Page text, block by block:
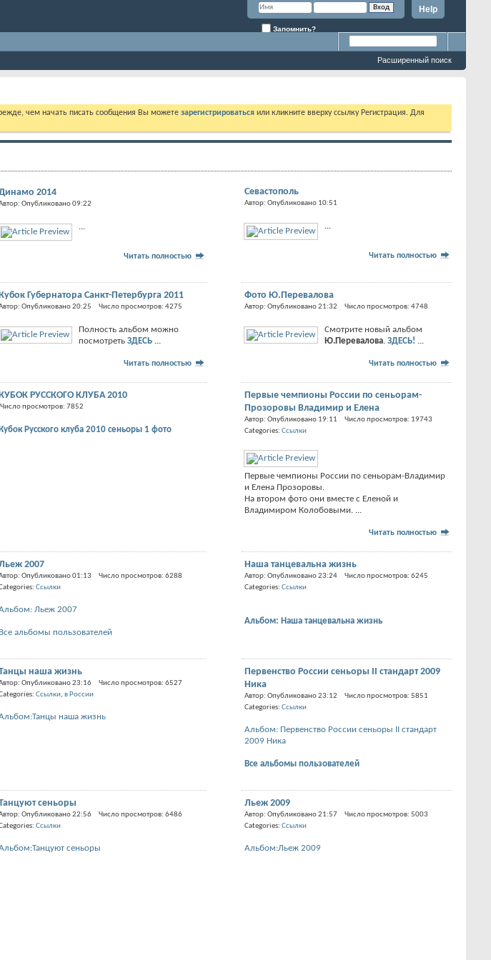
Help
Запомнить?
Расширенный поиск
чем начать писать сообщения Вы можете зарегистрироваться или кликните вверху ссылку Регистрация. Для
2014
Опубликовано 09:22
Читать полностью
Севастополь
Автор: Опубликовано 10:51
Читать полностью
Губернатора Санкт-Петербурга 2011
Опубликовано 20:25 Число просмотров: 4275
Полность альбом можно
посмотреть ЗДЕСЬ
Читать полностью
Фото Ю.Перевалова
Автор: Опубликовано 21:32 Число просмотров: 4748
Смотрите новый альбом
Ю.Перевалова. ЗДЕСЬ!
Читать полностью
РУССКОГО КЛУБА 2010
Число просмотров: 7852
Кубок Русского клуба 2010 сеньоры 1 фото
Первые чемпионы России по сеньорам-
Прозоровы Владимир и Елена
Автор: Опубликовано 19:11 Число просмотров: 19743
Categories: Ссылки
Первые чемпионы России по сеньорам-Владимир
и Елена Прозоровы.
На втором фото они вместе с Еленой и
Владимиром Колобовыми. ...
Читать полностью
2007
Опубликовано 01:13 Число просмотров: 6288
Ссылки
Льеж 2007
Все альбомы пользователей
Наша танцевальна жизнь
Автор: Опубликовано 23:24 Число просмотров: 6245
Categories: Ссылки
Альбом: Наша танцевальна жизнь
наша жизнь
Опубликовано 23:16 Число просмотров: 6527
Ссылки, в России
наша жизнь
Первенство России сеньоры II стандарт 2009
Ника
Автор: Опубликовано 23:12 Число просмотров: 5851
Categories: Ссылки
Альбом: Первенство России сеньоры II стандарт
2009 Ника
Все альбомы пользователей
сеньоры
Опубликовано 22:56 Число просмотров: 6486
Ссылки
сеньоры
Льеж 2009
Автор: Опубликовано 21:57 Число просмотров: 5003
Categories: Ссылки
Альбом:Льеж 2009